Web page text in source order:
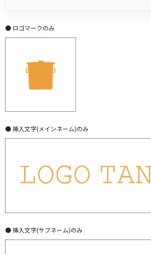
● ロゴマークのみ
● 挿入文字(メインネーム)のみ
● 挿入文字(サブネーム)のみ